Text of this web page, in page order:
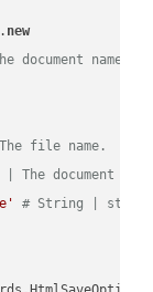
new
document name.
file name.
The document
# String |